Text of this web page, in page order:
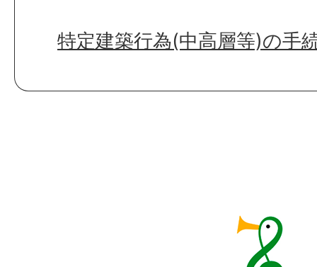
特定建築行為(中高層等)の手